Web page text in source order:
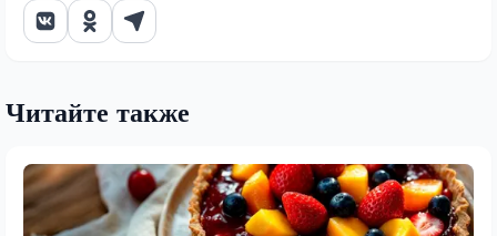
Читайте также